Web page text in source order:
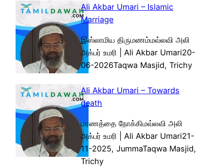
Ali Akbar Umari – Islamic
Marriage
இஸ்லாமிய திருமணம்மவ்லவி அலி
அக்பர் உமரி | Ali Akbar Umari20-
06-2026Taqwa Masjid, Trichy
Ali Akbar Umari – Towards
death
மரணத்தை நோக்கிமவ்லவி அலி
அக்பர் உமரி | Ali Akbar Umari21-
11-2025, JummaTaqwa Masjid,
Trichy